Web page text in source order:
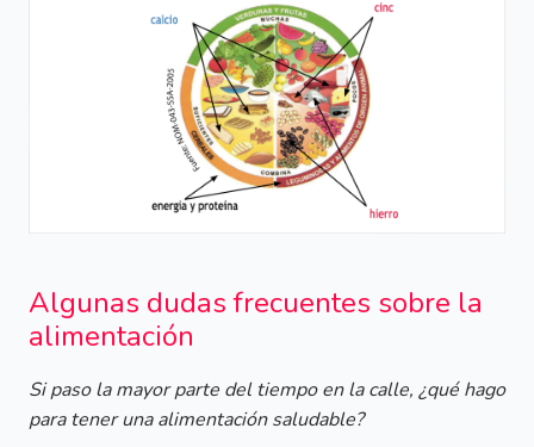
Algunas dudas frecuentes sobre la
alimentación
Si paso la mayor parte del tiempo en la calle, ¿qué hago
para tener una alimentación saludable?